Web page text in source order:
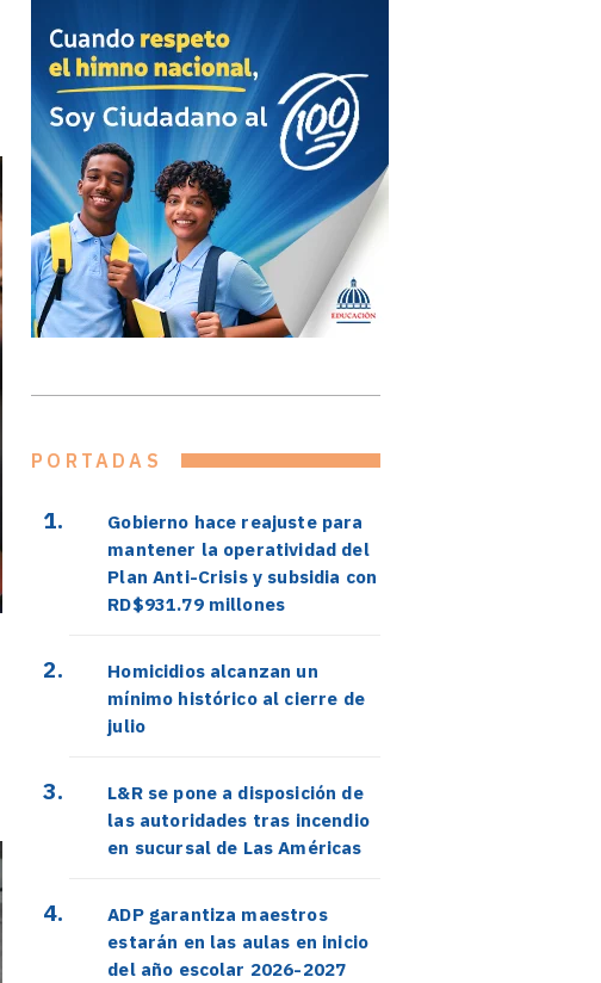
PORTADAS
Gobierno hace reajuste para
mantener la operatividad del
Plan Anti-Crisis y subsidia con
RD$931.79 millones
Homicidios alcanzan un
mínimo histórico al cierre de
julio
L&R se pone a disposición de
las autoridades tras incendio
en sucursal de Las Américas
ADP garantiza maestros
estarán en las aulas en inicio
del año escolar 2026-2027